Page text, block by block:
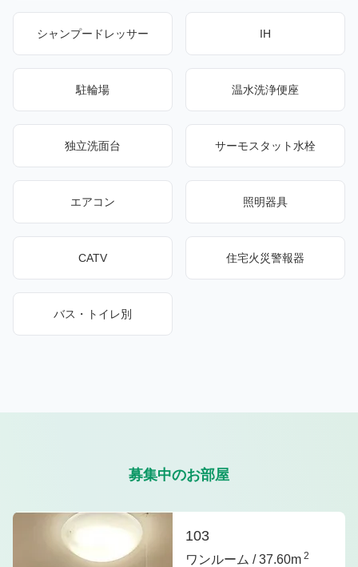
シャンプードレッサー IH
駐輪場 温水洗浄便座
独立洗面台 サーモスタット水栓
エアコン 照明器具
CATV 住宅火災警報器
バス・トイレ別
募集中のお部屋
103
ワンルーム /37.60m 2